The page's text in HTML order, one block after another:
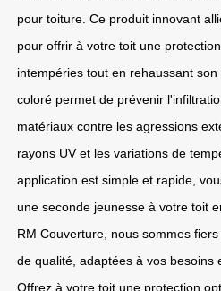
pour toiture. Ce produit innovant
pour offrir à votre toit une
intempéries tout en rehaussant
coloré permet de prévenir
matériaux contre les agressions
rayons UV et les variations de
application est simple et rapide,
une seconde jeunesse à votre toit
RM Couverture, nous sommes
de qualité, adaptées à vos besoins
Offrez à votre toit une protection